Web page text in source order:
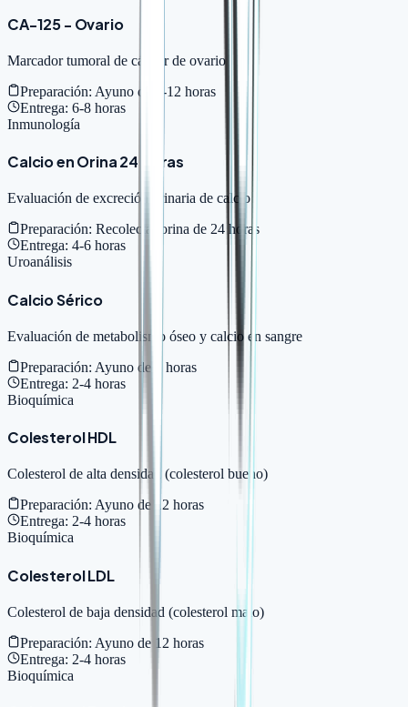
CA-125 - Ovario
Marcador tumoral de cáncer de ovario
Preparación: Ayuno de 8-12 horas
Entrega: 6-8 horas
Inmunología
Calcio en Orina 24 Horas
Evaluación de excreción urinaria de calcio
Preparación: Recolectar orina de 24 horas
Entrega: 4-6 horas
Uroanálisis
Calcio Sérico
Evaluación de metabolismo óseo y calcio en sangre
Preparación: Ayuno de 8 horas
Entrega: 2-4 horas
Bioquímica
Colesterol HDL
Colesterol de alta densidad (colesterol bueno)
Preparación: Ayuno de 12 horas
Entrega: 2-4 horas
Bioquímica
Colesterol LDL
Colesterol de baja densidad (colesterol malo)
Preparación: Ayuno de 12 horas
Entrega: 2-4 horas
Bioquímica